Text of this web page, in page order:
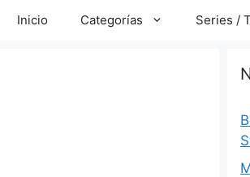
Inicio Categorías Series /